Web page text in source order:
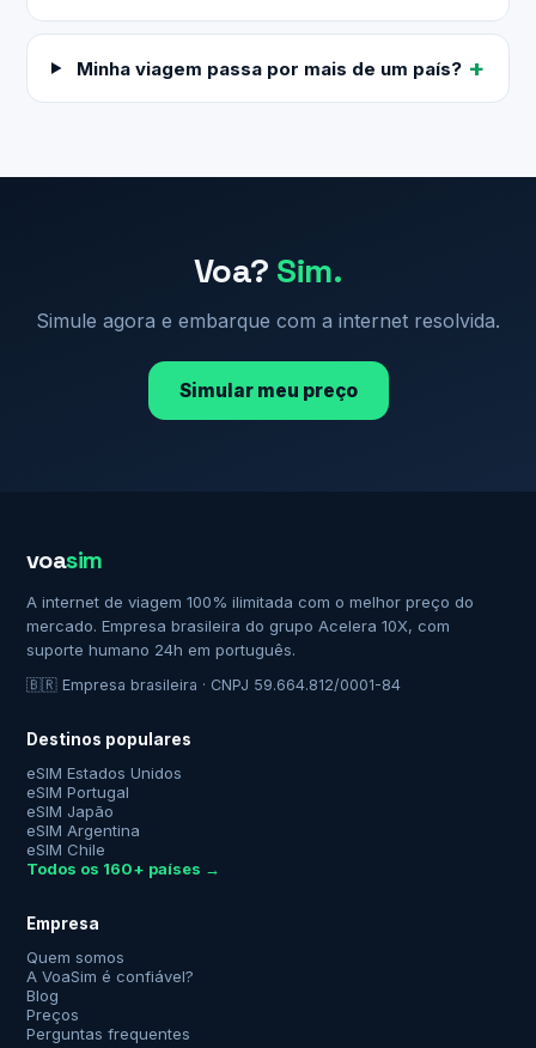
Minha viagem passa por mais de um país?
Voa? Sim.
Simule agora e embarque com a internet resolvida.
Simular meu preço
voasim
A internet de viagem 100% ilimitada com o melhor preço do
mercado. Empresa brasileira do grupo Acelera 10X, com
suporte humano 24h em português.
🇧🇷 Empresa brasileira · CNPJ 59.664.812/0001-84
Destinos populares
eSIM Estados Unidos
eSIM Portugal
eSIM Japão
eSIM Argentina
eSIM Chile
Todos os 160+ países →
Empresa
Quem somos
A VoaSim é confiável?
Blog
Preços
Perguntas frequentes